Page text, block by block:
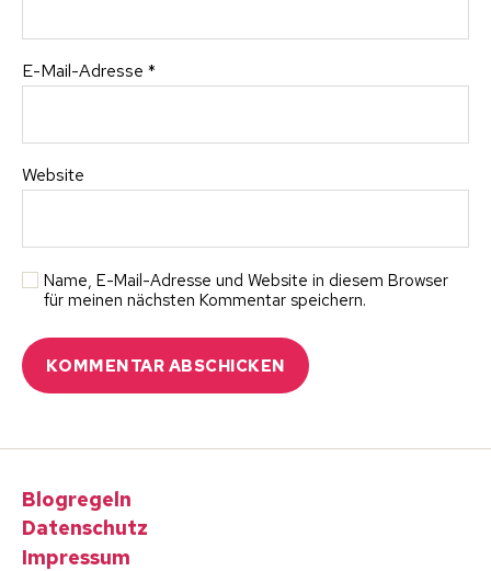
E-Mail-Adresse *
Website
Name, E-Mail-Adresse und Website in diesem Browser
für meinen nächsten Kommentar speichern.
Blogregeln
Datenschutz
Impressum